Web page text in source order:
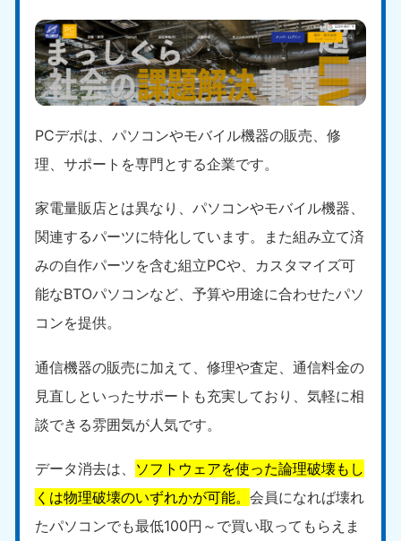
PCデポは、パソコンやモバイル機器の販売、修
理、サポートを専門とする企業です。
家電量販店とは異なり、パソコンやモバイル機器、
関連するパーツに特化しています。また組み立て済
みの自作パーツを含む組立PCや、カスタマイズ可
能なBTOパソコンなど、予算や用途に合わせたパソ
コンを提供。
通信機器の販売に加えて、修理や査定、通信料金の
見直しといったサポートも充実しており、気軽に相
談できる雰囲気が人気です。
データ消去は、 ソフトウェアを使った論理破壊もし
くは物理破壊のいずれかが可能。会員になれば壊れ
たパソコンでも最低100円～で買い取ってもらえま